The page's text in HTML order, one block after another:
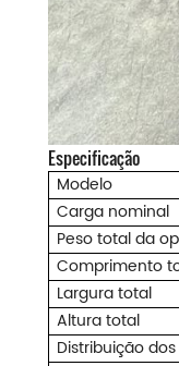
Especificação
Modelo
Carga nominal
Peso total da
Comprimento
Largura total
Altura total
Distribuição